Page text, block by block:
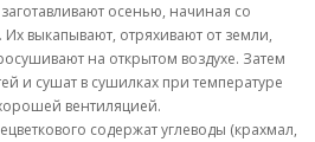
осенью, начиная со
выкапывают, отряхивают от земли,
на открытом воздухе. Затем
и сушат в сушилках при температуре
вентиляцией.
содержат углеводы (крахмал,